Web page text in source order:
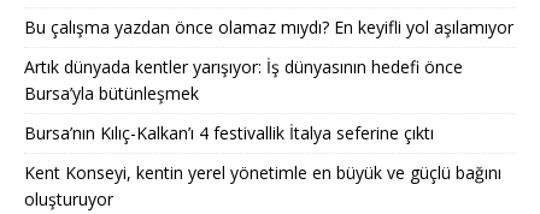
Bu çalışma yazdan önce olamaz mıydı? En keyifli yol aşılamıyor
Artık dünyada kentler yarışıyor: İş dünyasının hedefi önce
Bursa’yla bütünleşmek
Bursa’nın Kılıç-Kalkan’ı 4 festivallik İtalya seferine çıktı
Kent Konseyi, kentin yerel yönetimle en büyük ve güçlü bağını
oluşturuyor